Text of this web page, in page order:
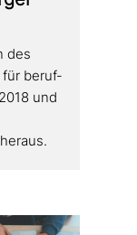
des
für beruf­
und